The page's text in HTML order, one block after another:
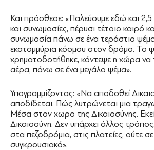
Και πρόσθεσε: «Παλεύουμε εδώ και
και συνωμοσίες, πέρυσι τέτοιο καιρό
συνωμοσία πάνω σε ένα τεράστιο
εκατομμύρια κόσμου στον δρόμο. Το
χρηματοδοτήθηκε, κόντεψε η χώρα να
αέρα, πάνω σε ένα μεγάλο ψέμα».
Υπογραμμίζοντας: «Να αποδοθεί
αποδίδεται. Πώς λυτρώνεται μια
Μέσα στον χωρο της Δικαιοσύνης.
Δικαιοσύνη. Δεν υπάρχει άλλος
στα πεζοδρόμια, στις πλατείες, ούτε
συγκρουσιακό».